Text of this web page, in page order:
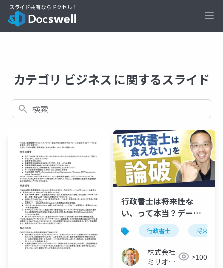
カテゴリ ビジネス に関するスライド
検索
行政書士は将来性な
い、って本当？データ
で見る集客・営業のコ
ツ
行政書士 将来性
株式会社
ミリオン
>100